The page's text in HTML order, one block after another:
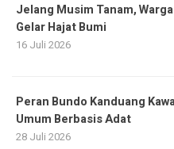
Jelang Musim Tanam,
Gelar Hajat Bumi
16 Juli 2026
Peran Bundo Kanduang
Umum Berbasis Adat
28 Juli 2026